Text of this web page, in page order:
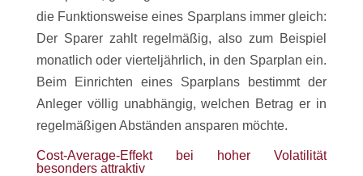
die Funktionsweise eines Sparplans immer gleich:
Der Sparer zahlt regelmäßig, also zum Beispiel
monatlich oder vierteljährlich, in den Sparplan ein.
Beim Einrichten eines Sparplans bestimmt der
Anleger völlig unabhängig, welchen Betrag er in
regelmäßigen Abständen ansparen möchte.
Cost-Average-Effekt bei hoher Volatilität
besonders attraktiv